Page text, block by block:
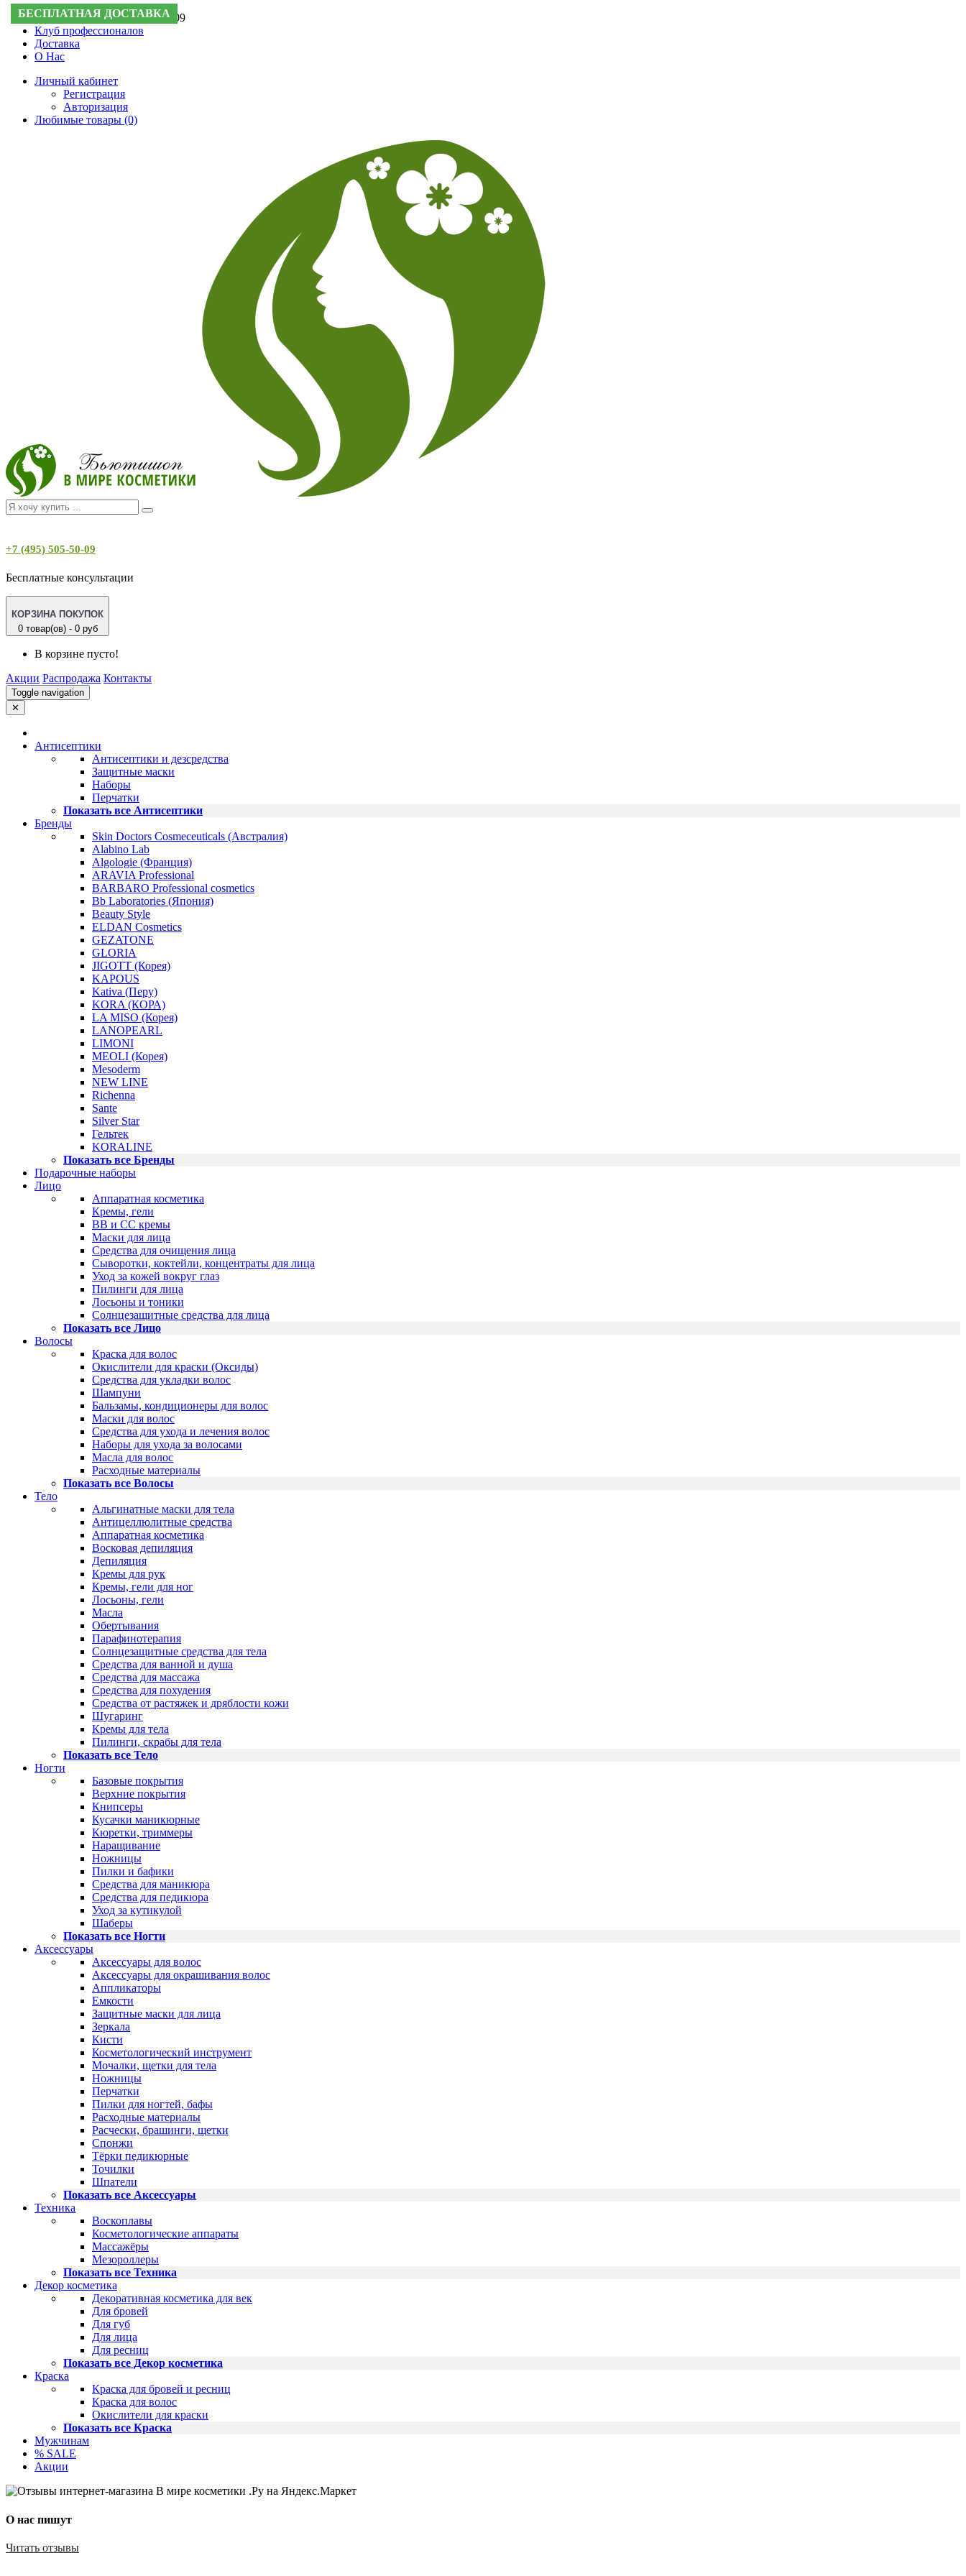
Поддержка: +7 (495) 505-50-09
Клуб профессионалов
Доставка
О Нас
Личный кабинет
Регистрация
Авторизация
Любимые товары (0)
+7 (495) 505-50-09
Бесплатные консультации
КОРЗИНА ПОКУПОК
0 товар(ов) - 0 руб
В корзине пусто!
Акции Распродажа Контакты
Toggle navigation
✕
Антисептики
Антисептики и дезсредства
Защитные маски
Наборы
Перчатки
Показать все Антисептики
Бренды
Skin Doctors Cosmeceuticals (Австралия)
Alabino Lab
Algologie (Франция)
ARAVIA Professional
BARBARO Professional cosmetics
Bb Laboratories (Япония)
Beauty Style
ELDAN Cosmetics
GEZATONE
GLORIA
JIGOTT (Корея)
KAPOUS
Kativa (Перу)
KORA (КОРА)
LA MISO (Корея)
LANOPEARL
LIMONI
MEOLI (Корея)
Mesoderm
NEW LINE
Richenna
Sante
Silver Star
Гельтек
KORALINE
Показать все Бренды
Подарочные наборы
Лицо
Аппаратная косметика
Кремы, гели
BB и CC кремы
Маски для лица
Средства для очищения лица
Сыворотки, коктейли, концентраты для лица
Уход за кожей вокруг глаз
Пилинги для лица
Лосьоны и тоники
Солнцезащитные средства для лица
Показать все Лицо
Волосы
Краска для волос
Окислители для краски (Оксиды)
Средства для укладки волос
Шампуни
Бальзамы, кондиционеры для волос
Маски для волос
Средства для ухода и лечения волос
Наборы для ухода за волосами
Масла для волос
Расходные материалы
Показать все Волосы
Тело
Альгинатные маски для тела
Антицеллюлитные средства
Аппаратная косметика
Восковая депиляция
Депиляция
Кремы для рук
Кремы, гели для ног
Лосьоны, гели
Масла
Обертывания
Парафинотерапия
Солнцезащитные средства для тела
Средства для ванной и душа
Средства для массажа
Средства для похудения
Средства от растяжек и дряблости кожи
Шугаринг
Кремы для тела
Пилинги, скрабы для тела
Показать все Тело
Ногти
Базовые покрытия
Верхние покрытия
Книпсеры
Кусачки маникюрные
Кюретки, триммеры
Наращивание
Ножницы
Пилки и бафики
Средства для маникюра
Средства для педикюра
Уход за кутикулой
Шаберы
Показать все Ногти
Аксессуары
Аксессуары для волос
Аксессуары для окрашивания волос
Аппликаторы
Емкости
Защитные маски для лица
Зеркала
Кисти
Косметологический инструмент
Мочалки, щетки для тела
Ножницы
Перчатки
Пилки для ногтей, бафы
Расходные материалы
Расчески, брашинги, щетки
Спонжи
Тёрки педикюрные
Точилки
Шпатели
Показать все Аксессуары
Техника
Воскоплавы
Косметологические аппараты
Массажёры
Мезороллеры
Показать все Техника
Декор косметика
Декоративная косметика для век
Для бровей
Для губ
Для лица
Для ресниц
Показать все Декор косметика
Краска
Краска для бровей и ресниц
Краска для волос
Окислители для краски
Показать все Краска
Мужчинам
% SALE
Акции
О нас пишут
Читать отзывы
БЕСПЛАТНАЯ ДОСТАВКА